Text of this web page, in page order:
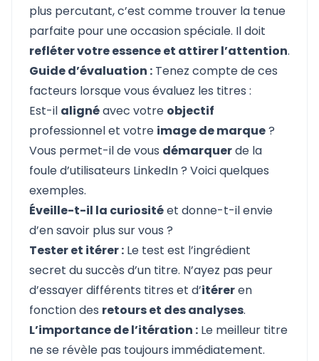
plus percutant, c’est comme trouver la tenue
parfaite pour une occasion spéciale. Il doit
refléter votre essence et attirer l’attention.
Guide d’évaluation : Tenez compte de ces
facteurs lorsque vous évaluez les titres :
Est-il alignéavec votre objectif
professionnel et votre image de marque?
Vous permet-il de vous démarquerde la
foule d’utilisateurs LinkedIn ? Voiciquelques
exemples.
Éveille-t-il la curiositéet donne-t-il envie
d’en savoir plus sur vous ?
Tester et itérer : Le test est l’ingrédient
secret du succès d’un titre. N’ayez pas peur
d’essayer différents titres et d’itéreren
fonction des retours et des analyses.
L’importance de l’itération : Le meilleur titre
ne se révèle pas toujours immédiatement.